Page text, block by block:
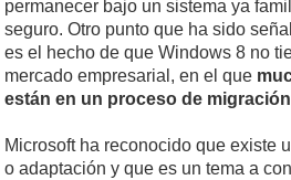
permanecer bajo un sistema ya
seguro. Otro punto que ha sido
es el hecho de que Windows 8 no
mercado empresarial, en el que
están en un proceso de
Microsoft ha reconocido que existe
o adaptación y que es un tema a